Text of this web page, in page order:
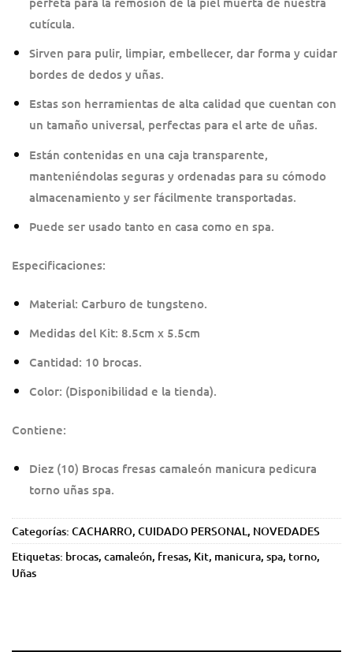
cutícula.
Sirven para pulir, limpiar, embellecer, dar forma y cuidar
bordes de dedos y uñas.
Estas son herramientas de alta calidad que cuentan con
un tamaño universal, perfectas para el arte de uñas.
Están contenidas en una caja transparente,
manteniéndolas seguras y ordenadas para su cómodo
almacenamiento y ser fácilmente transportadas.
Puede ser usado tanto en casa como en spa.
Especificaciones:
Material: Carburo de tungsteno.
Medidas del Kit: 8.5cm x 5.5cm
Cantidad: 10 brocas.
Color: (Disponibilidad e la tienda).
Contiene:
Diez (10) Brocas fresas camaleón manicura pedicura
torno uñas spa.
Categorías: CACHARRO, CUIDADO PERSONAL , NOVEDADES
Etiquetas: brocas, camaleón, fresas, Kit, manicura, spa, torno,
Uñas